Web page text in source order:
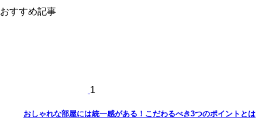
おすすめ記事
1
おしゃれな部屋には統一感がある！こだわるべき3つのポイントとは